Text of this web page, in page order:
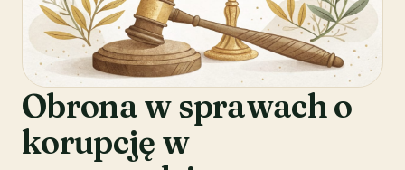
Obrona w sprawach o
korupcję w